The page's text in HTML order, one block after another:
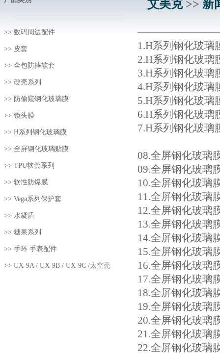
>> 数码周边配件
>> 皮套
>> 全包防摔软套
>> 硬壳系列
>> 防偷窥钢化玻璃膜
>> 镜头膜
>> H系列钢化玻璃膜
>> 全屏钢化玻璃贴膜
>> TPU软套系列
>> 软性防爆膜
>> Vega系列保护套
>> 水凝盾
>> 糖果系列
>> 手环 手表配件
>> UX-9A / UX-9B / UX-9C /太空壳
艾美克>> 新
1.H系列钢化玻璃
2.H系列钢化玻璃
3.H系列钢化玻璃
4.H系列钢化玻璃
5.H系列钢化玻璃
6.H系列钢化玻璃
7.H系列钢化玻璃
08.全屏钢化玻璃
09.全屏钢化玻璃
10.全屏钢化玻璃
11.全屏钢化玻璃
12.全屏钢化玻璃
13.全屏钢化玻璃
14.全屏钢化玻璃
15.全屏钢化玻璃
16.全屏钢化玻璃
17.全屏钢化玻璃
18.全屏钢化玻璃
19.全屏钢化玻璃
20.全屏钢化玻璃
21.全屏钢化玻璃
22.全屏钢化玻璃